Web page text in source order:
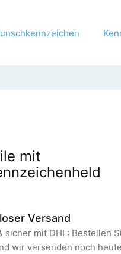
mit
Versand
sicher mit DHL: Bestellen
wir versenden noch heute